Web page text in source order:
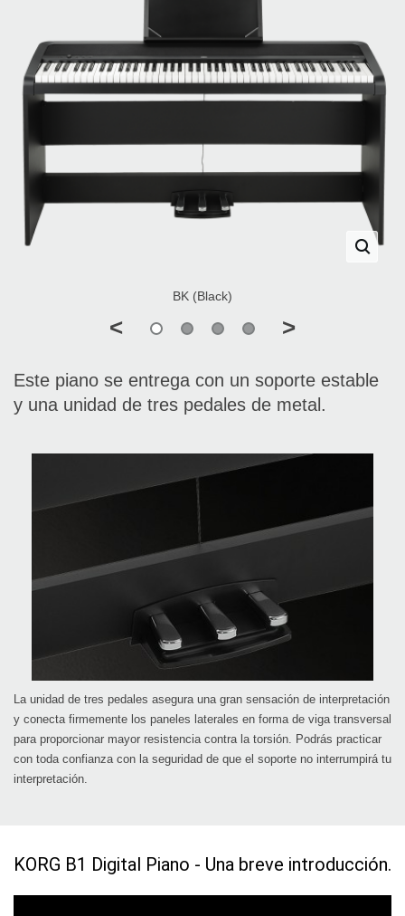
BK (Black)
< >
Este piano se entrega con un soporte estable
y una unidad de tres pedales de metal.
La unidad de tres pedales asegura una gran sensación de interpretación
y conecta firmemente los paneles laterales en forma de viga transversal
para proporcionar mayor resistencia contra la torsión. Podrás practicar
con toda confianza con la seguridad de que el soporte no interrumpirá tu
interpretación.
KORG B1 Digital Piano - Una breve introducción.